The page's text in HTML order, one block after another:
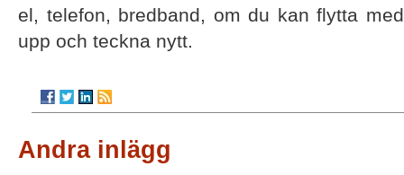
el, telefon, bredband, om du kan flytta
upp och teckna nytt.
Andra inlägg